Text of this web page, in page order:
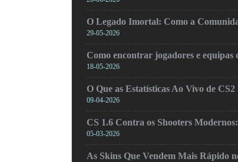
O Legado Imortal: Como a
29-05-2026
Como encontrar jogadores e equipas
18-05-2026
O Que as Estatísticas Ao Vivo de
09-04-2026
CS 1.6 Contra os Shooters
05-03-2026
As Skins Que Vendem Mais Rápido